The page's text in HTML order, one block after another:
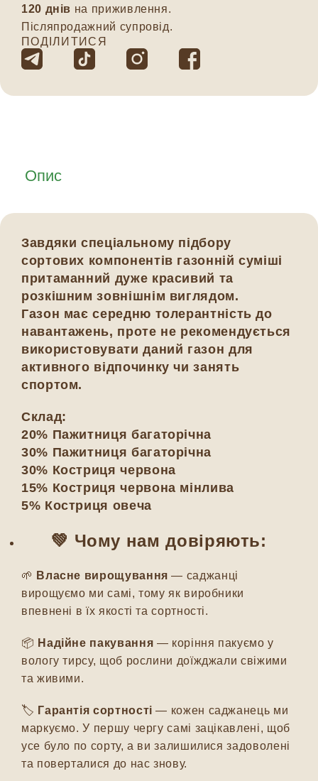
120 днів на приживлення.
Післяпродажний супровід.
ПОДІЛИТИСЯ
Опис
Завдяки спеціальному підбору
сортових компонентів газонній суміші
притаманний дуже красивий та
розкішним зовнішнім виглядом.
Газон має середню толерантність до
навантажень, проте не рекомендується
використовувати даний газон для
активного відпочинку чи занять
спортом.
Склад:
20% Пажитниця багаторічна
30% Пажитниця багаторічна
30% Костриця червона
15% Костриця червона мінлива
5% Костриця овеча
💚 Чому нам довіряють:
🌱 Власне вирощування — саджанці
вирощуємо ми самі, тому як виробники
впевнені в їх якості та сортності.
📦 Надійне пакування — коріння пакуємо у
вологу тирсу, щоб рослини доїжджали свіжими
та живими.
🏷️ Гарантія сортності — кожен саджанець ми
маркуємо. У першу чергу самі зацікавлені, щоб
усе було по сорту, а ви залишилися задоволені
та поверталися до нас знову.